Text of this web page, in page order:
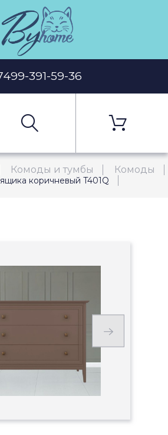
391-59-36
Комоды и тумбы Комоды
коричневый T401Q